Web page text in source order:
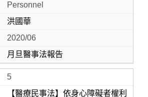
Personnel
洪國華
2020/06
月旦醫事法報告
5
【醫療民事法】依身心障礙者權利